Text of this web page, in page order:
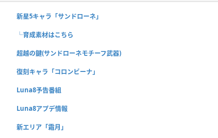
新星5キャラ「サンドローネ」
└育成素材はこちら
超越の鍵(サンドローネモチーフ武器)
復刻キャラ「コロンビーナ」
Luna8予告番組
Luna8アプデ情報
新エリア「霜月」